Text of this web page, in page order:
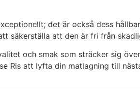
det är också dess
säkerställa att den är fri från
och smak som sträcker sig
Ris att lyfta din matlagning till